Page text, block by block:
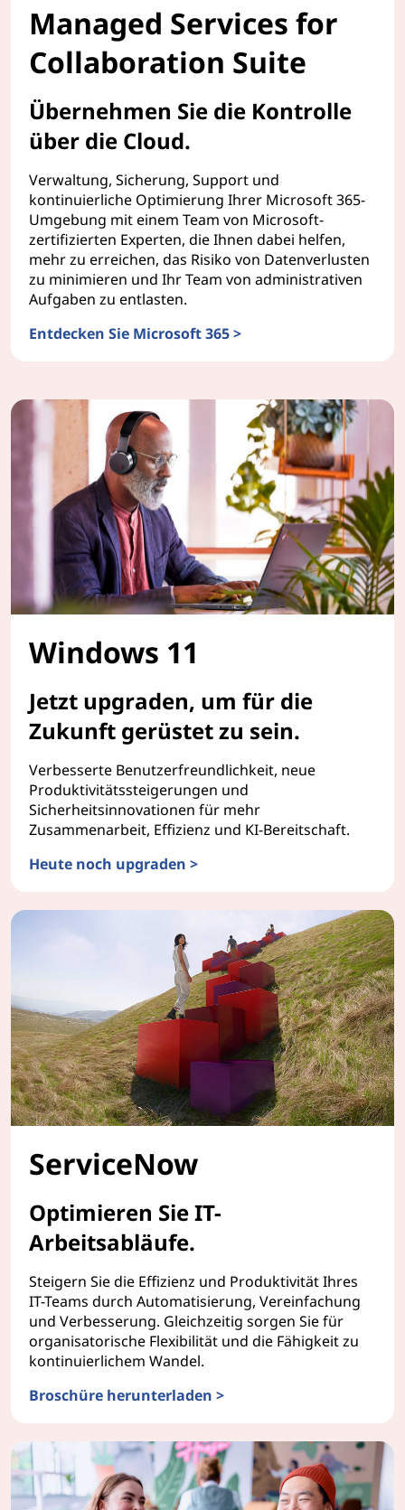
Managed Services for
Collaboration Suite
Übernehmen Sie die Kontrolle
über die Cloud.
Verwaltung, Sicherung, Support und
kontinuierliche Optimierung Ihrer Microsoft 365-
Umgebung mit einem Team von Microsoft-
zertifizierten Experten, die Ihnen dabei helfen,
mehr zu erreichen, das Risiko von Datenverlusten
zu minimieren und Ihr Team von administrativen
Aufgaben zu entlasten.
Entdecken Sie Microsoft 365 >
Windows 11
Jetzt upgraden, um für die
Zukunft gerüstet zu sein.
Verbesserte Benutzerfreundlichkeit, neue
Produktivitätssteigerungen und
Sicherheitsinnovationen für mehr
Zusammenarbeit, Effizienz und KI-Bereitschaft.
Heute noch upgraden >
ServiceNow
Optimieren Sie IT-
Arbeitsabläufe.
Steigern Sie die Effizienz und Produktivität Ihres
IT-Teams durch Automatisierung, Vereinfachung
und Verbesserung. Gleichzeitig sorgen Sie für
organisatorische Flexibilität und die Fähigkeit zu
kontinuierlichem Wandel.
Broschüre herunterladen >